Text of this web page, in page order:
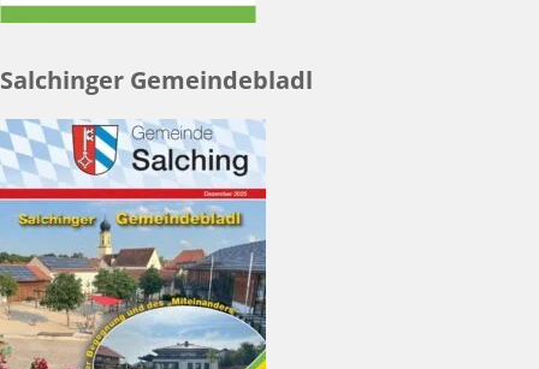
Salchinger Gemeindebladl